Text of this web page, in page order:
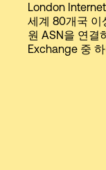
London
세계 80개국 이
원 ASN을 연결
Exchange 중